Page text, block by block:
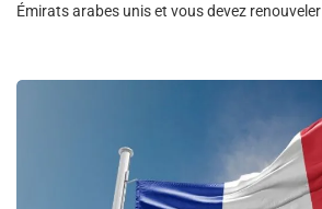
Émirats arabes unis et vous devez